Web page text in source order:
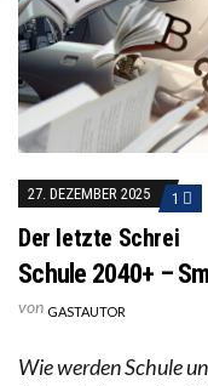
27. DEZEMBER 2025 1
Der letzte Schrei
Schule 2040+ –
von GASTAUTOR
Wie werden Schule